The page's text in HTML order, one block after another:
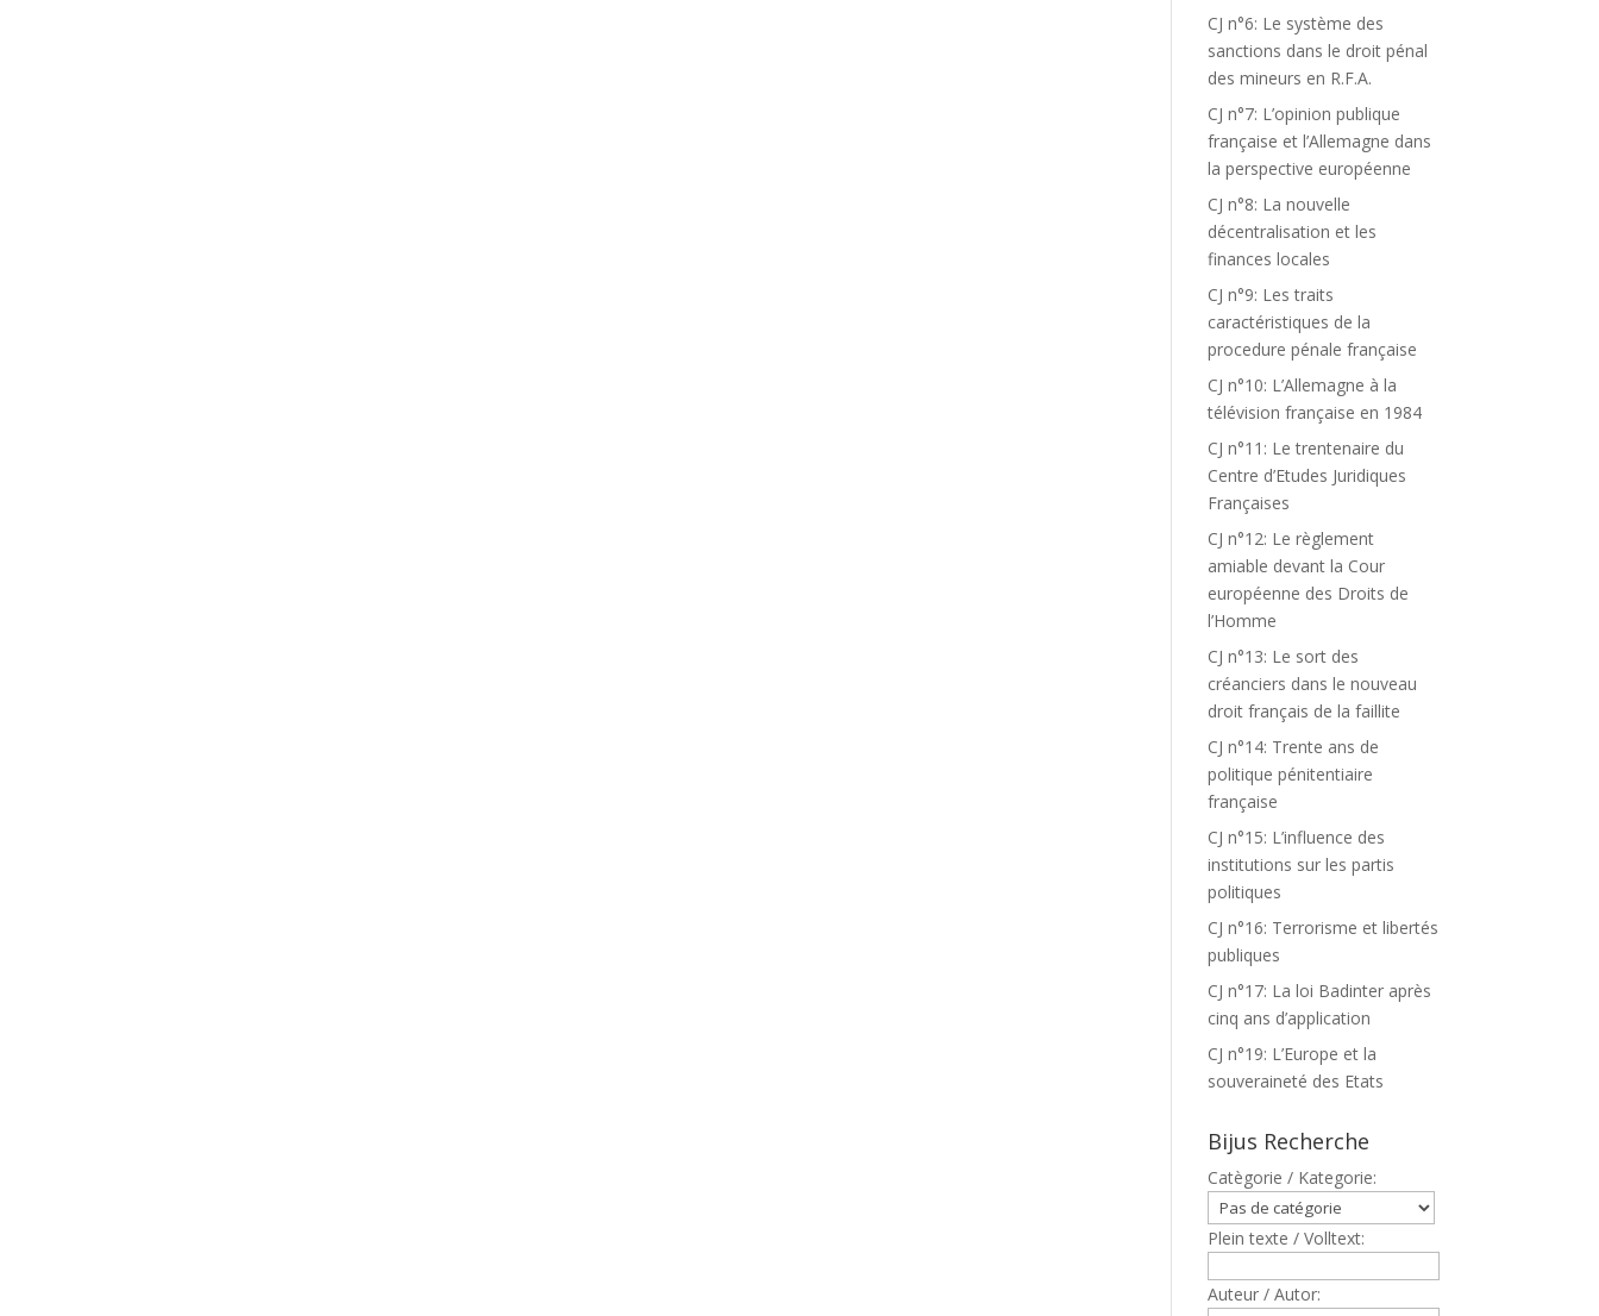
CJ n°6: Le système des
sanctions dans le droit pénal
des mineurs en R.F.A.
CJ n°7: L’opinion publique
française et l’Allemagne dans
la perspective européenne
CJ n°8: La nouvelle
décentralisation et les
finances locales
CJ n°9: Les traits
caractéristiques de la
procedure pénale française
CJ n°10: L’Allemagne à la
télévision française en 1984
CJ n°11: Le trentenaire du
Centre d’Etudes Juridiques
Françaises
CJ n°12: Le règlement
amiable devant la Cour
européenne des Droits de
l’Homme
CJ n°13: Le sort des
créanciers dans le nouveau
droit français de la faillite
CJ n°14: Trente ans de
politique pénitentiaire
française
CJ n°15: L’influence des
institutions sur les partis
politiques
CJ n°16: Terrorisme et libertés
publiques
CJ n°17: La loi Badinter après
cinq ans d’application
CJ n°19: L’Europe et la
souveraineté des Etats
Bijus Recherche
Catègorie / Kategorie:
Plein texte / Volltext:
Auteur / Autor: